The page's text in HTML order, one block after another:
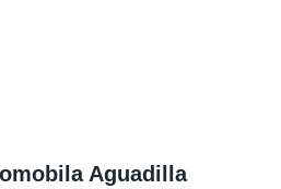
Aguadilla